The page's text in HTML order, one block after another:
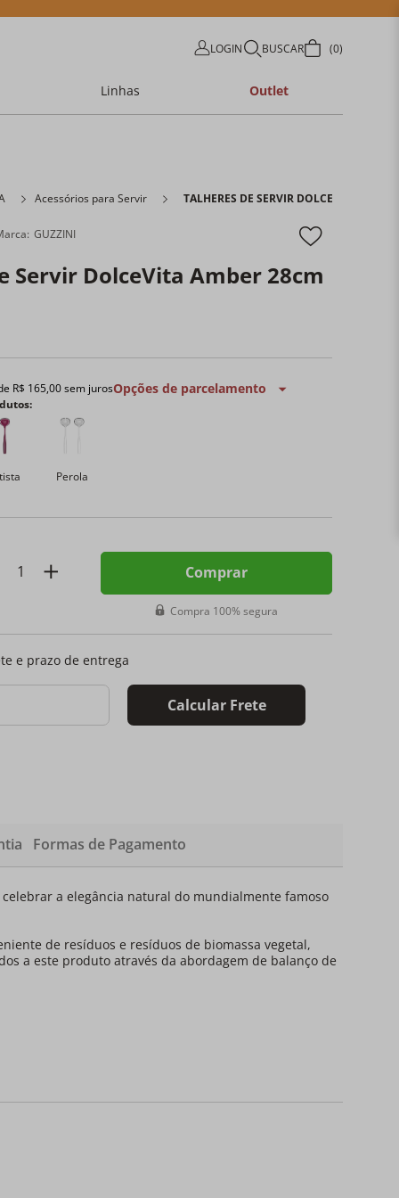
LOGIN BUSCAR 0
Linhas Outlet
Acessórios para Servir TALHERES DE SERVIR DOLCEVITA
GUZZINI
Servir DolceVita Amber 28cm
R$ 165,00sem jurosOpções de parcelamento
Perola
Comprar
Compra 100% segura
e prazo de entrega
Calcular Frete
Formas de Pagamento
a elegância natural do mundialmente famoso
de resíduos e resíduos de biomassa vegetal,
a este produto através da abordagem de balanço de